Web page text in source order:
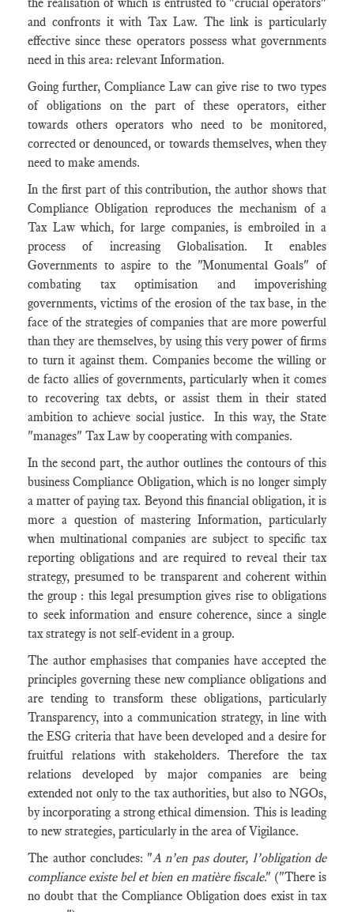
and confronts it with Tax Law. The link is particularly
effective since these operators possess what governments
need in this area: relevant Information.
Going further, Compliance Law can give rise to two types
of obligations on the part of these operators, either
towards others operators who need to be monitored,
corrected or denounced, or towards themselves, when they
need to make amends.
In the first part of this contribution, the author shows that
Compliance Obligation reproduces the mechanism of a
Tax Law which, for large companies, is embroiled in a
process of increasing Globalisation. It enables
Governments to aspire to the "Monumental Goals" of
combating tax optimisation and impoverishing
governments, victims of the erosion of the tax base, in the
face of the strategies of companies that are more powerful
than they are themselves, by using this very power of firms
to turn it against them. Companies become the willing or
de facto allies of governments, particularly when it comes
to recovering tax debts, or assist them in their stated
ambition to achieve social justice. In this way, the State
"manages" Tax Law by cooperating with companies.
In the second part, the author outlines the contours of this
business Compliance Obligation, which is no longer simply
a matter of paying tax. Beyond this financial obligation, it is
more a question of mastering Information, particularly
when multinational companies are subject to specific tax
reporting obligations and are required to reveal their tax
strategy, presumed to be transparent and coherent within
the group : this legal presumption gives rise to obligations
to seek information and ensure coherence, since a single
tax strategy is not self-evident in a group.
The author emphasises that companies have accepted the
principles governing these new compliance obligations and
are tending to transform these obligations, particularly
Transparency, into a communication strategy, in line with
the ESG criteria that have been developed and a desire for
fruitful relations with stakeholders. Therefore the tax
relations developed by major companies are being
extended not only to the tax authorities, but also to NGOs,
by incorporating a strong ethical dimension. This is leading
to new strategies, particularly in the area of Vigilance.
The author concludes: "A n’en pas douter, l’obligation de
compliance existe bel et bien en matière fiscale." ("There is
no doubt that the Compliance Obligation does exist in tax